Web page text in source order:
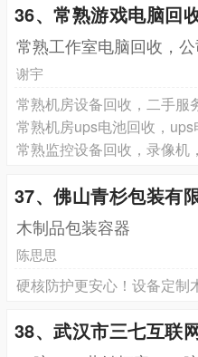
36、常熟游戏电脑回
常熟工作室电脑回收，
谢宇
常熟机房设备回收，二手服
常熟机房ups电池回收，ups
常熟监控设备回收，录像机
37、佛山青杉包装有
木制品包装容器
陈思思
38、武汉市三七互联